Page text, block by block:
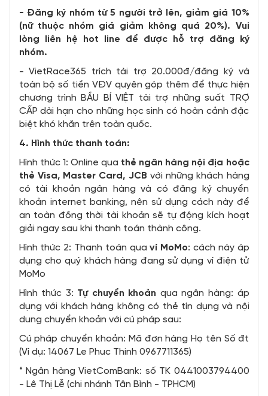
- Đăng ký nhóm từ 5 người trở lên, giảm giá 10%
(nữ thuộc nhóm giá giảm không quá 20%). Vui
lòng liên hệ hot line để được hỗ trợ đăng ký
nhóm.
- VietRace365 trích tài trợ 20.000đ/đăng ký và
toàn bộ số tiền VĐV quyên góp thêm để thực hiện
chương trình BẦU BÍ VIỆT tài trợ những suất TRỢ
CẤP dài hạn cho những học sinh có hoàn cảnh đặc
biệt khó khăn trên toàn quốc.
4. Hình thức thanh toán:
Hình thức 1: Online qua thẻ ngân hàng nội địa hoặc
thẻ Visa, Master Card, JCB với những khách hàng
có tài khoản ngân hàng và có đăng ký chuyển
khoản internet banking, nên sử dụng cách này để
an toàn đồng thời tài khoản sẽ tự động kích hoạt
giải ngay sau khi thanh toán thành công.
Hình thức 2: Thanh toán quaví MoMo: cách này áp
dụng cho quý khách hàng đang sử dụng ví điện tử
MoMo
Hình thức 3: Tự chuyển khoản qua ngân hàng: áp
dụng với khách hàng không có thẻ tín dụng và nội
dung chuyển khoản với cú pháp sau:
Cú pháp chuyển khoản: Mã đơn hàng Họ tên Số đt
(Ví dụ: 14067 Le Phuc Thinh 0967711365)
* Ngân hàng VietComBank: số TK 0441003794400
- Lê Thị Lễ (chi nhánh Tân Bình - TPHCM)